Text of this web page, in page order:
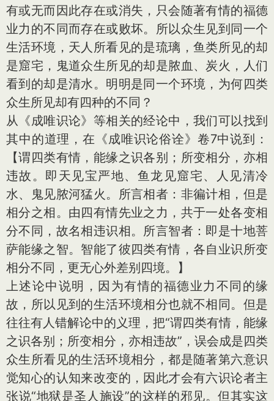
有或无而因此存在或消失，只会随著有情的福德
业力的不同而存在或败坏。所以众生见到同一个
生活环境，天人所看见的是琉璃，鱼类所见的却
是窟宅，鬼道众生所见的却是脓血、炭火，人们
看到的却是清水。明明是同一个环境，为何四类
众生所见却有四种的不同？
从《成唯识论》等相关的经论中，我们可以找到
其中的道理，在《成唯识论俗诠》卷7中说到：
【谓四类有情，能缘之识各别；所变相分，亦相
违故。即天见宝严地、鱼龙见窟宅、人见清冷
水、鬼见脓河猛火。所言相者：非徧计相，但是
相分之相。由四有情先业之力，共于一处各变相
分不同，故名相违识相。所言智者：即是十地菩
萨能缘之智。智能了彼四类有情，各自业识所变
相分不同，更无心外差别四境。】
上述论中说明，因为有情的福德业力不同的缘
故，所以见到的生活环境相分也就不相同。但是
往往有人错解论中的义理，把“谓四类有情，能缘
之识各别；所变相分，亦相违故”，误会成是四类
众生所看见的生活环境相分，都是随著第六意识
觉知心的认知来改变的，因此才会有六识论者主
张说“地狱是圣人施设”的这样的邪见。但其实这